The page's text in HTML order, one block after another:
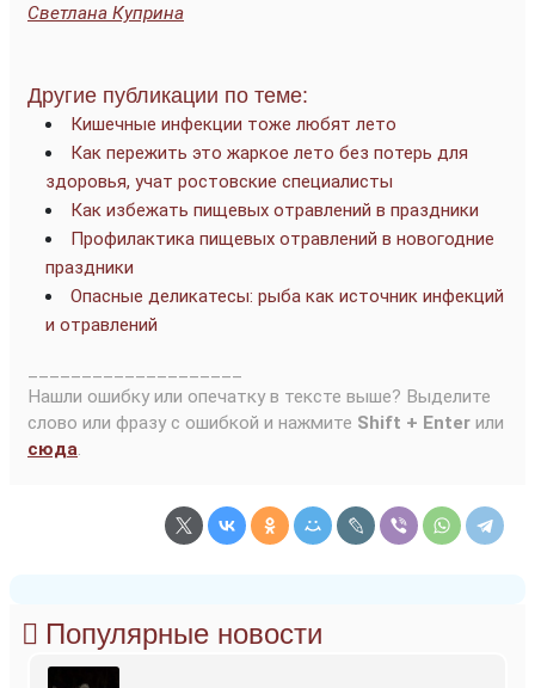
Светлана Куприна
Другие публикации по теме:
Кишечные инфекции тоже любят лето
Как пережить это жаркое лето без потерь для
здоровья, учат ростовские специалисты
Как избежать пищевых отравлений в праздники
Профилактика пищевых отравлений в новогодние
праздники
Опасные деликатесы: рыба как источник инфекций
и отравлений
Нашли ошибку или опечатку в тексте выше? Выделите
слово или фразу с ошибкой и нажмите Shift + Enter или
сюда
Популярные новости